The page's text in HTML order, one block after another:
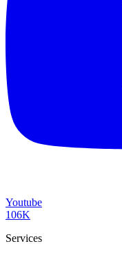
Youtube
106K
Services